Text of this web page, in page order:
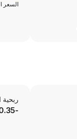
السعر
ربحية
-0.35 US$